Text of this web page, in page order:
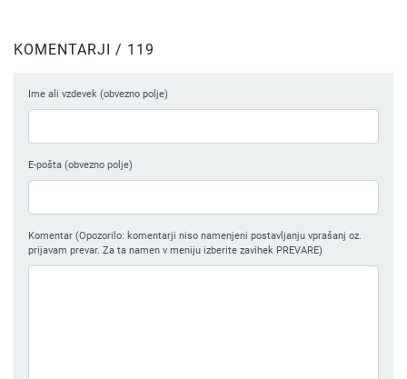
KOMENTARJI / 119
Ime ali vzdevek (obvezno polje)
E-pošta (obvezno polje)
Komentar (Opozorilo: komentarji niso namenjeni postavljanju vprašanj oz.
prijavam prevar. Za ta namen v meniju izberite zavihek PREVARE)